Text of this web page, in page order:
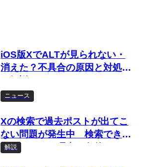
iOS版XでALTが見られない・
消えた？不具合の原因と対処法
ニュース
Xの検索で過去ポストが出てこ
ない問題が発生中 検索できな
い・おかしい理由と条件は？
解説